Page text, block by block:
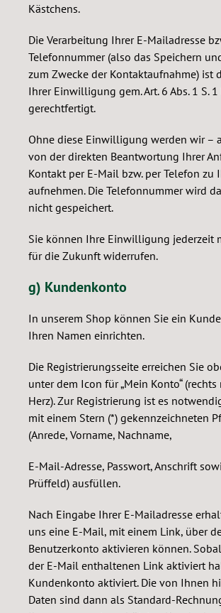
Kästchens.
Die Verarbeitung Ihrer E-Mailadresse
Telefonnummer (also das Speichern
zum Zwecke der Kontaktaufnahme) ist
Ihrer Einwilligung gem. Art. 6 Abs. 1 S. 1
gerechtfertigt.
Ohne diese Einwilligung werden wir –
von der direkten Beantwortung Ihrer
Kontakt per E-Mail bzw. per Telefon zu
aufnehmen. Die Telefonnummer wird
nicht gespeichert.
Sie können Ihre Einwilligung jederzeit
für die Zukunft widerrufen.
g) Kundenkonto
In unserem Shop können Sie ein
Ihren Namen einrichten.
Die Registrierungsseite erreichen Sie
unter dem Icon für „Mein Konto“
Herz). Zur Registrierung ist es
mit einem Stern (*) gekennzeichneten
(Anrede, Vorname, Nachname,
E-Mail-Adresse, Passwort, Anschrift
Prüffeld) ausfüllen.
Nach Eingabe Ihrer E-Mailadresse
uns eine E-Mail, mit einem Link, über
Benutzerkonto aktivieren können.
der E-Mail enthaltenen Link aktiviert
Kundenkonto aktiviert. Die von Ihnen
Daten sind dann als Standard-